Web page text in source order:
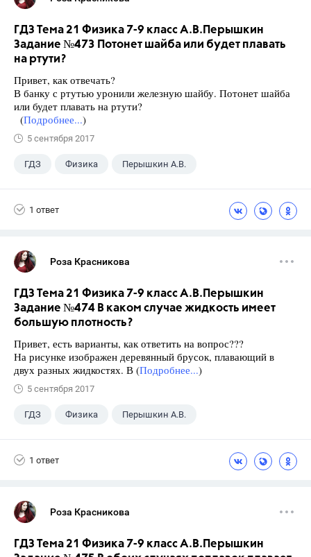
ГДЗ Тема 21 Физика 7-9 класс А.В.Перышкин
Задание №473 Потонет шайба или будет плавать
на ртути?
Привет, как отвечать?
В банку с ртутью уронили железную шайбу. По­тонет шайба
или будет плавать на ртути?
(Подробнее...)
5 сентября 2017
ГДЗ Физика Перышкин А.В.
1 ответ
Роза Красникова
ГДЗ Тема 21 Физика 7-9 класс А.В.Перышкин
Задание №474 В каком случае жидкость имеет
большую плотность?
Привет, есть варианты, как ответить на вопрос???
На рисунке изображен деревянный брусок, плавающий в
двух разных жидкостях. В (Подробнее...)
5 сентября 2017
ГДЗ Физика Перышкин А.В.
1 ответ
Роза Красникова
ГДЗ Тема 21 Физика 7-9 класс А.В.Перышкин